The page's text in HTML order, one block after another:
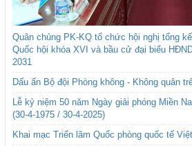
Quân chủng PK-KQ tổ chức hội nghị tổng
Quốc hội khóa XVI và bầu cử đại biểu
2031
Dấu ấn Bộ đội Phòng không - Không quân
Lễ kỷ niệm 50 năm Ngày giải phóng Miền
(30-4-1975 / 30-4-2025)
Khai mạc Triển lãm Quốc phòng quốc tế